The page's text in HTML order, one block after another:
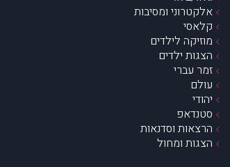
אלקטרוני ומסיבות
קלאסי
מוזיקה לילדים
הצגות ילדים
זמר עברי
עולם
יהודי
סטנדאפ
הרצאות וסדנאות
הצגות ומחול